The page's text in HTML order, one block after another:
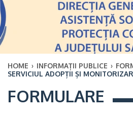
HOME › INFORMAȚII PUBLICE ›
SERVICIUL ADOPȚII ȘI
Ultimele
FORMULARE